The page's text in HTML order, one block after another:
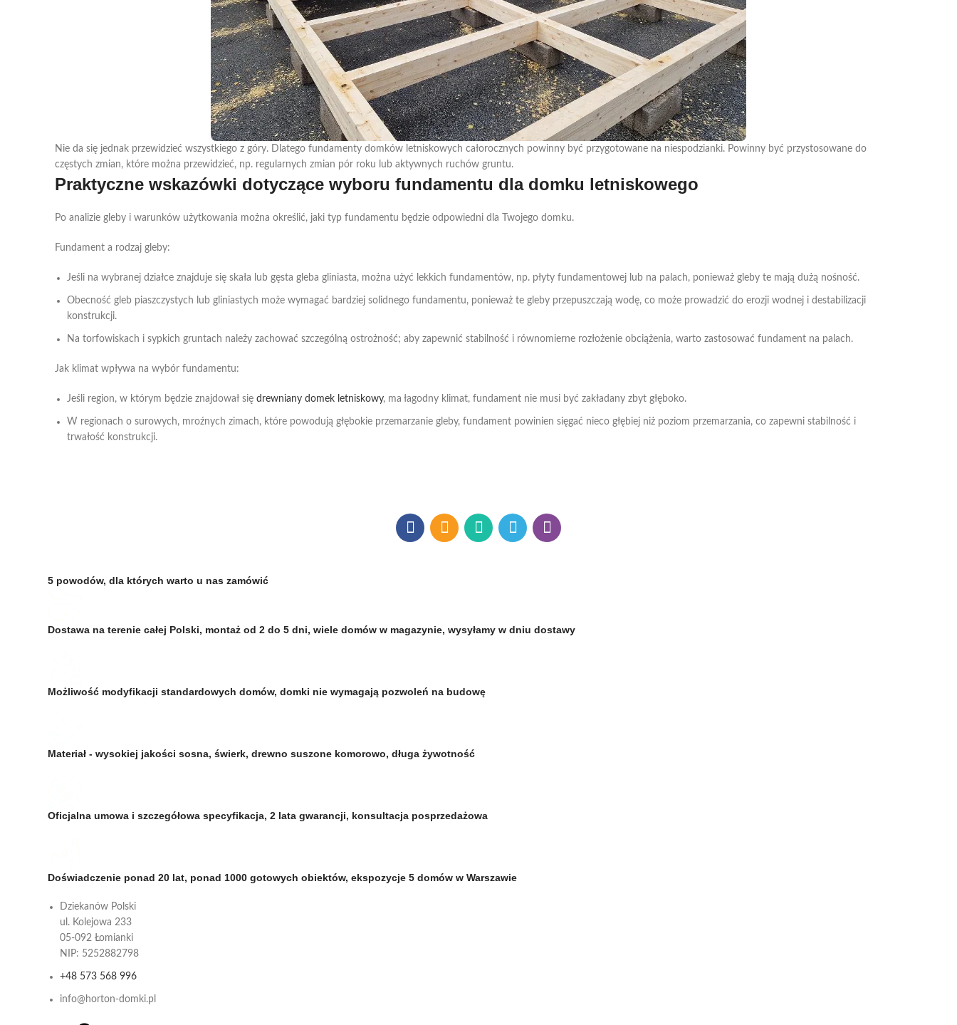
Nie da się jednak przewidzieć wszystkiego z góry. Dlatego fundamenty domków letniskowych całorocznych powinny być przygotowane na niespodzianki. Powinny być przystosowane do
częstych zmian, które można przewidzieć, np. regularnych zmian pór roku lub aktywnych ruchów gruntu.
Praktyczne wskazówki dotyczące wyboru fundamentu dla domku letniskowego
Po analizie gleby i warunków użytkowania można określić, jaki typ fundamentu będzie odpowiedni dla Twojego domku.
Fundament a rodzaj gleby:
Jeśli na wybranej działce znajduje się skała lub gęsta gleba gliniasta, można użyć lekkich fundamentów, np. płyty fundamentowej lub na palach, ponieważ gleby te mają dużą nośność.
Obecność gleb piaszczystych lub gliniastych może wymagać bardziej solidnego fundamentu, ponieważ te gleby przepuszczają wodę, co może prowadzić do erozji wodnej i destabilizacji
konstrukcji.
Na torfowiskach i sypkich gruntach należy zachować szczególną ostrożność; aby zapewnić stabilność i równomierne rozłożenie obciążenia, warto zastosować fundament na palach.
Jak klimat wpływa na wybór fundamentu:
Jeśli region, w którym będzie znajdował się drewniany domek letniskowy, ma łagodny klimat, fundament nie musi być zakładany zbyt głęboko.
W regionach o surowych, mroźnych zimach, które powodują głębokie przemarzanie gleby, fundament powinien sięgać nieco głębiej niż poziom przemarzania, co zapewni stabilność i
trwałość konstrukcji.
5 powodów, dla których warto u nas zamówić
Dostawa na terenie całej Polski, montaż od 2 do 5 dni, wiele domów w magazynie, wysyłamy w dniu dostawy
Możliwość modyfikacji standardowych domów, domki nie wymagają pozwoleń na budowę
Materiał - wysokiej jakości sosna, świerk, drewno suszone komorowo, długa żywotność
Oficjalna umowa i szczegółowa specyfikacja, 2 lata gwarancji, konsultacja posprzedażowa
Doświadczenie ponad 20 lat, ponad 1000 gotowych obiektów, ekspozycje 5 domów w Warszawie
Dziekanów Polski
ul. Kolejowa 233
05-092 Łomianki
NIP: 5252882798
+48 573 568 996
info@horton-domki.pl